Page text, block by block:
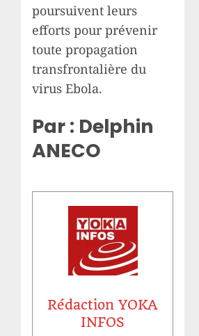
poursuivent leurs
efforts pour prévenir
toute propagation
transfrontalière du
virus Ebola.
Par : Delphin
ANECO
Rédaction YOKA
INFOS